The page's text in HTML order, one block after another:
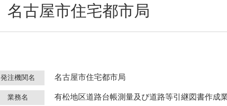
名古屋市住宅都市局
発注機関名 名古屋市住宅都市局
業務名 有松地区道路台帳測量及び道路等引継図書作成